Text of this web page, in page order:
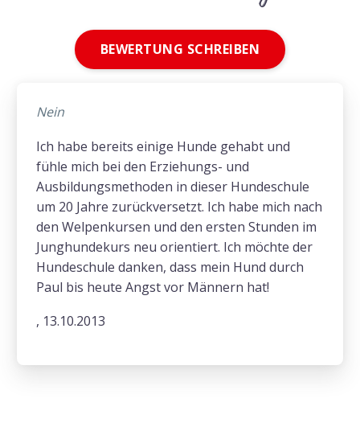
BEWERTUNG SCHREIBEN
Nein
Ich habe bereits einige Hunde gehabt und
fühle mich bei den Erziehungs- und
Ausbildungsmethoden in dieser Hundeschule
um 20 Jahre zurückversetzt. Ich habe mich nach
den Welpenkursen und den ersten Stunden im
Junghundekurs neu orientiert. Ich möchte der
Hundeschule danken, dass mein Hund durch
Paul bis heute Angst vor Männern hat!
, 13.10.2013